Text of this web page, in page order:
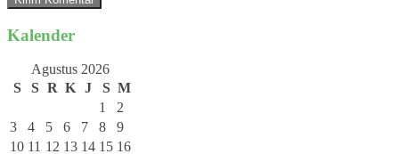
Kalender
Agustus 2026
S
S R K J S M
1
2
3
4 5 6 7 8
9
10 11 12 13 14 15 16